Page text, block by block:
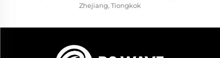
Zhejiang, Tiongkok